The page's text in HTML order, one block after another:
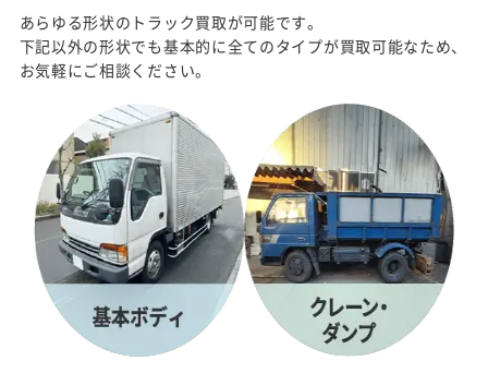
あらゆる形状のトラック買取が可能です。
下記以外の形状でも基本的に全てのタイプが買取可能なため、
お気軽にご相談ください。